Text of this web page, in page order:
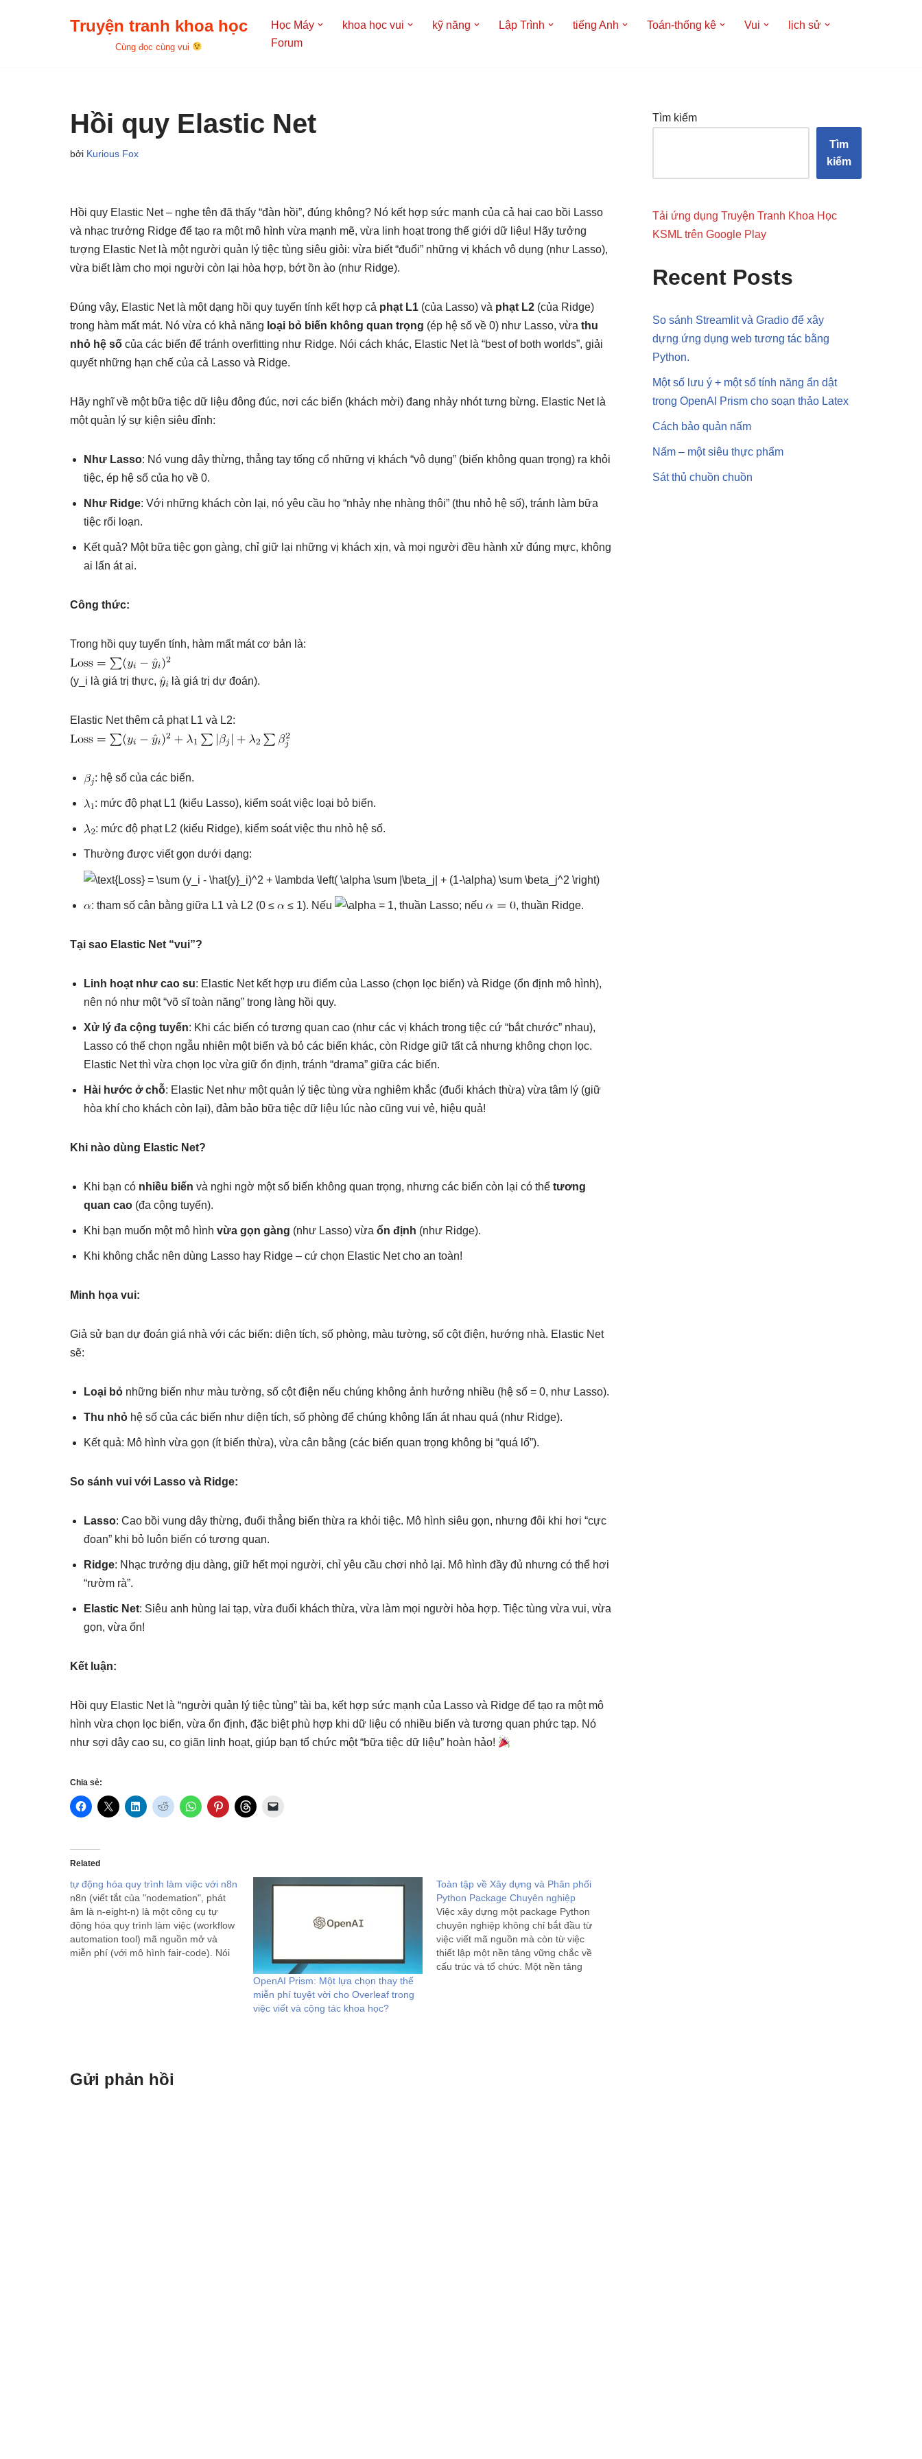
Truyện tranh khoa học
Cùng đọc cùng vui
Học Máy khoa học vui kỹ năng Lập Trình tiếng Anh Toán-thống kê Vui
lịch sử
Forum
Hồi quy Elastic Net
bởi Kurious Fox
Hồi quy Elastic Net – nghe tên đã thấy “đàn hồi”, đúng không? Nó kết hợp sức mạnh của cả hai cao bồi Lasso
và nhạc trưởng Ridge để tạo ra một mô hình vừa mạnh mẽ, vừa linh hoạt trong thế giới dữ liệu! Hãy tưởng
tượng Elastic Net là một người quản lý tiệc tùng siêu giỏi: vừa biết “đuổi” những vị khách vô dụng (như Lasso),
vừa biết làm cho mọi người còn lại hòa hợp, bớt ồn ào (như Ridge).
Đúng vậy, Elastic Net là một dạng hồi quy tuyến tính kết hợp cả phạt L1 (của Lasso) và phạt L2 (của Ridge)
trong hàm mất mát. Nó vừa có khả năng loại bỏ biến không quan trọng (ép hệ số về 0) như Lasso, vừa thu
nhỏ hệ số của các biến để tránh overfitting như Ridge. Nói cách khác, Elastic Net là “best of both worlds”, giải
quyết những hạn chế của cả Lasso và Ridge.
Hãy nghĩ về một bữa tiệc dữ liệu đông đúc, nơi các biến (khách mời) đang nhảy nhót tưng bừng. Elastic Net là
một quản lý sự kiện siêu đỉnh:
Như Lasso: Nó vung dây thừng, thẳng tay tống cổ những vị khách “vô dụng” (biến không quan trọng) ra khỏi
tiệc, ép hệ số của họ về 0.
Như Ridge: Với những khách còn lại, nó yêu cầu họ “nhảy nhẹ nhàng thôi” (thu nhỏ hệ số), tránh làm bữa
tiệc rối loạn.
Kết quả? Một bữa tiệc gọn gàng, chỉ giữ lại những vị khách xịn, và mọi người đều hành xử đúng mực, không
ai lấn át ai.
Công thức:
Trong hồi quy tuyến tính, hàm mất mát cơ bản là:
(y_i là giá trị thực, là giá trị dự đoán).
Elastic Net thêm cả phạt L1 và L2:
: hệ số của các biến.
: mức độ phạt L1 (kiểu Lasso), kiểm soát việc loại bỏ biến.
: mức độ phạt L2 (kiểu Ridge), kiểm soát việc thu nhỏ hệ số.
Thường được viết gọn dưới dạng:
: tham số cân bằng giữa L1 và L2 (0 ≤ ≤ 1). Nếu , thuần Lasso; nếu , thuần Ridge.
Tại sao Elastic Net “vui”?
Linh hoạt như cao su: Elastic Net kết hợp ưu điểm của Lasso (chọn lọc biến) và Ridge (ổn định mô hình),
nên nó như một “võ sĩ toàn năng” trong làng hồi quy.
Xử lý đa cộng tuyến: Khi các biến có tương quan cao (như các vị khách trong tiệc cứ “bắt chước” nhau),
Lasso có thể chọn ngẫu nhiên một biến và bỏ các biến khác, còn Ridge giữ tất cả nhưng không chọn lọc.
Elastic Net thì vừa chọn lọc vừa giữ ổn định, tránh “drama” giữa các biến.
Hài hước ở chỗ: Elastic Net như một quản lý tiệc tùng vừa nghiêm khắc (đuổi khách thừa) vừa tâm lý (giữ
hòa khí cho khách còn lại), đảm bảo bữa tiệc dữ liệu lúc nào cũng vui vẻ, hiệu quả!
Khi nào dùng Elastic Net?
Khi bạn có nhiều biến và nghi ngờ một số biến không quan trọng, nhưng các biến còn lại có thể tương
quan cao (đa cộng tuyến).
Khi bạn muốn một mô hình vừa gọn gàng (như Lasso) vừa ổn định (như Ridge).
Khi không chắc nên dùng Lasso hay Ridge – cứ chọn Elastic Net cho an toàn!
Minh họa vui:
Giả sử bạn dự đoán giá nhà với các biến: diện tích, số phòng, màu tường, số cột điện, hướng nhà. Elastic Net
sẽ:
Loại bỏ những biến như màu tường, số cột điện nếu chúng không ảnh hưởng nhiều (hệ số = 0, như Lasso).
Thu nhỏ hệ số của các biến như diện tích, số phòng để chúng không lấn át nhau quá (như Ridge).
Kết quả: Mô hình vừa gọn (ít biến thừa), vừa cân bằng (các biến quan trọng không bị “quá lố”).
So sánh vui với Lasso và Ridge:
Lasso: Cao bồi vung dây thừng, đuổi thẳng biến thừa ra khỏi tiệc. Mô hình siêu gọn, nhưng đôi khi hơi “cực
đoan” khi bỏ luôn biến có tương quan.
Ridge: Nhạc trưởng dịu dàng, giữ hết mọi người, chỉ yêu cầu chơi nhỏ lại. Mô hình đầy đủ nhưng có thể hơi
“rườm rà”.
Elastic Net: Siêu anh hùng lai tạp, vừa đuổi khách thừa, vừa làm mọi người hòa hợp. Tiệc tùng vừa vui, vừa
gọn, vừa ổn!
Kết luận:
Hồi quy Elastic Net là “người quản lý tiệc tùng” tài ba, kết hợp sức mạnh của Lasso và Ridge để tạo ra một mô
hình vừa chọn lọc biến, vừa ổn định, đặc biệt phù hợp khi dữ liệu có nhiều biến và tương quan phức tạp. Nó
như sợi dây cao su, co giãn linh hoạt, giúp bạn tổ chức một “bữa tiệc dữ liệu” hoàn hảo!
Chia sẻ:
Related
tự động hóa quy trình làm việc với n8n
n8n (viết tắt của "nodemation", phát
âm là n-eight-n) là một công cụ tự
động hóa quy trình làm việc (workflow
automation tool) mã nguồn mở và
miễn phí (với mô hình fair-code). Nói
OpenAI Prism: Một lựa chọn thay thế
miễn phí tuyệt vời cho Overleaf trong
việc viết và cộng tác khoa học?
Toàn tập về Xây dựng và Phân phối
Python Package Chuyên nghiệp
Việc xây dựng một package Python
chuyên nghiệp không chỉ bắt đầu từ
việc viết mã nguồn mà còn từ việc
thiết lập một nền tảng vững chắc về
cấu trúc và tổ chức. Một nền tảng
Gửi phản hồi
Tìm kiếm
Tìm
kiếm
Tải ứng dụng Truyện Tranh Khoa Học
KSML trên Google Play
Recent Posts
So sánh Streamlit và Gradio để xây
dựng ứng dụng web tương tác bằng
Python.
Một số lưu ý + một số tính năng ẩn dật
trong OpenAI Prism cho soạn thảo Latex
Cách bảo quản nấm
Nấm – một siêu thực phẩm
Sát thủ chuồn chuồn